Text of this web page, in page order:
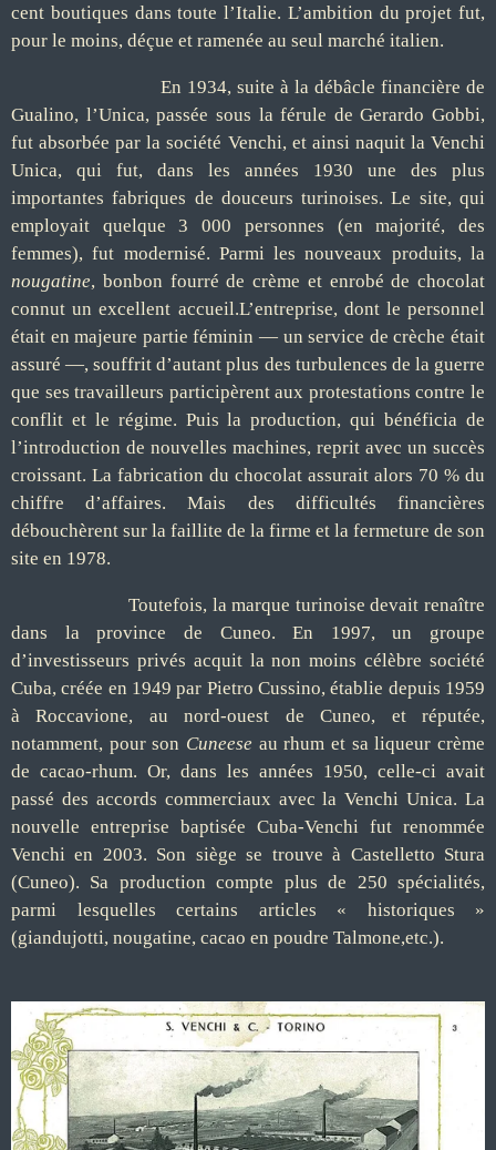
cent boutiques dans toute l’Italie. L’ambition du projet fut,
pour le moins, déçue et ramenée au seul marché italien.
En 1934, suite à la débâcle financière de
Gualino, l’Unica, passée sous la férule de Gerardo Gobbi,
fut absorbée par la société Venchi, et ainsi naquit la Venchi
Unica, qui fut, dans les années 1930 une des plus
importantes fabriques de douceurs turinoises. Le site, qui
employait quelque 3 000 personnes (en majorité, des
femmes), fut modernisé. Parmi les nouveaux produits, la
nougatine, bonbon fourré de crème et enrobé de chocolat
connut un excellent accueil.L’entreprise, dont le personnel
était en majeure partie féminin — un service de crèche était
assuré —, souffrit d’autant plus des turbulences de la guerre
que ses travailleurs participèrent aux protestations contre le
conflit et le régime. Puis la production, qui bénéficia de
l’introduction de nouvelles machines, reprit avec un succès
croissant. La fabrication du chocolat assurait alors 70 % du
chiffre d’affaires. Mais des difficultés financières
débouchèrent sur la faillite de la firme et la fermeture de son
site en 1978.
Toutefois, la marque turinoise devait renaître
dans la province de Cuneo. En 1997, un groupe
d’investisseurs privés acquit la non moins célèbre société
Cuba, créée en 1949 par Pietro Cussino, établie depuis 1959
à Roccavione, au nord-ouest de Cuneo, et réputée,
notamment, pour son Cuneese au rhum et sa liqueur crème
de cacao-rhum. Or, dans les années 1950, celle-ci avait
passé des accords commerciaux avec la Venchi Unica. La
nouvelle entreprise baptisée Cuba-Venchi fut renommée
Venchi en 2003. Son siège se trouve à Castelletto Stura
(Cuneo). Sa production compte plus de 250 spécialités,
parmi lesquelles certains articles « historiques »
(giandujotti, nougatine, cacao en poudre Talmone,etc.).